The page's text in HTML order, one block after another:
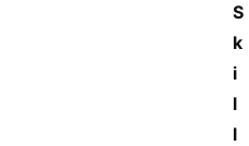
S
k
i
l
l